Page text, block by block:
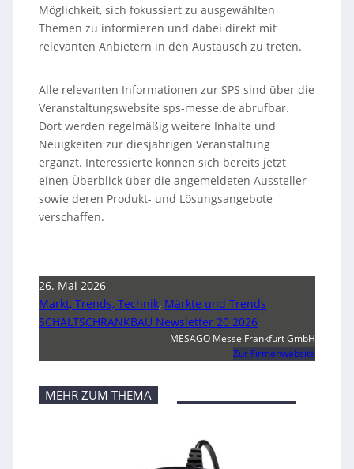
Möglichkeit, sich fokussiert zu ausgewählten
Themen zu informieren und dabei direkt mit
relevanten Anbietern in den Austausch zu treten.
Alle relevanten Informationen zur SPS sind über die
Veranstaltungswebsite sps-messe.de abrufbar.
Dort werden regelmäßig weitere Inhalte und
Neuigkeiten zur diesjährigen Veranstaltung
ergänzt. Interessierte können sich bereits jetzt
einen Überblick über die angemeldeten Aussteller
sowie deren Produkt- und Lösungsangebote
verschaffen.
26. Mai 2026
Markt, Trends, Technik, Märkte und Trends
SCHALTSCHRANKBAU Newsletter 20 2026
MESAGO Messe Frankfurt GmbH
Zur Firmenwebsite
MEHR ZUM THEMA